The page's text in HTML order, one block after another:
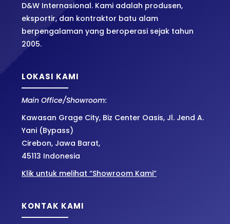
D&W Internasional. Kami adalah produsen,
eksportir, dan kontraktor batu alam
berpengalaman yang beroperasi sejak tahun
2005.
LOKASI KAMI
Main Office/Showroom:
Kawasan Grage City, Biz Center Oasis, Jl. Jend A.
Yani (Bypass)
Cirebon, Jawa Barat,
45113 Indonesia
Klik untuk melihat “Showroom Kami”
KONTAK KAMI